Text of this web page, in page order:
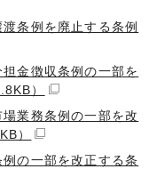
条例を廃止する条例
金徴収条例の一部を
）
業務条例の一部を改
）
の一部を改正する条